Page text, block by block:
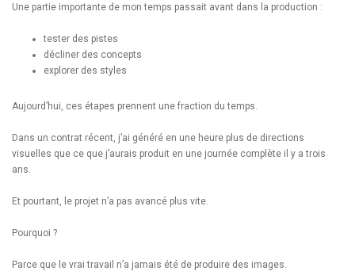
Une partie importante de mon temps passait avant dans la production :
tester des pistes
décliner des concepts
explorer des styles
Aujourd’hui, ces étapes prennent une fraction du temps.
Dans un contrat récent, j’ai généré en une heure plus de directions
visuelles que ce que j’aurais produit en une journée complète il y a trois
ans.
Et pourtant, le projet n’a pas avancé plus vite.
Pourquoi ?
Parce que le vrai travail n’a jamais été de produire des images.